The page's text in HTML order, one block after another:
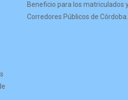
Beneficio para los matriculados
Corredores Públicos de Córdoba.